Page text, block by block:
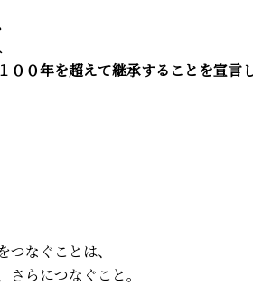
００年を超えて継承することを宣言
なぐことは、
さらにつなぐこと。